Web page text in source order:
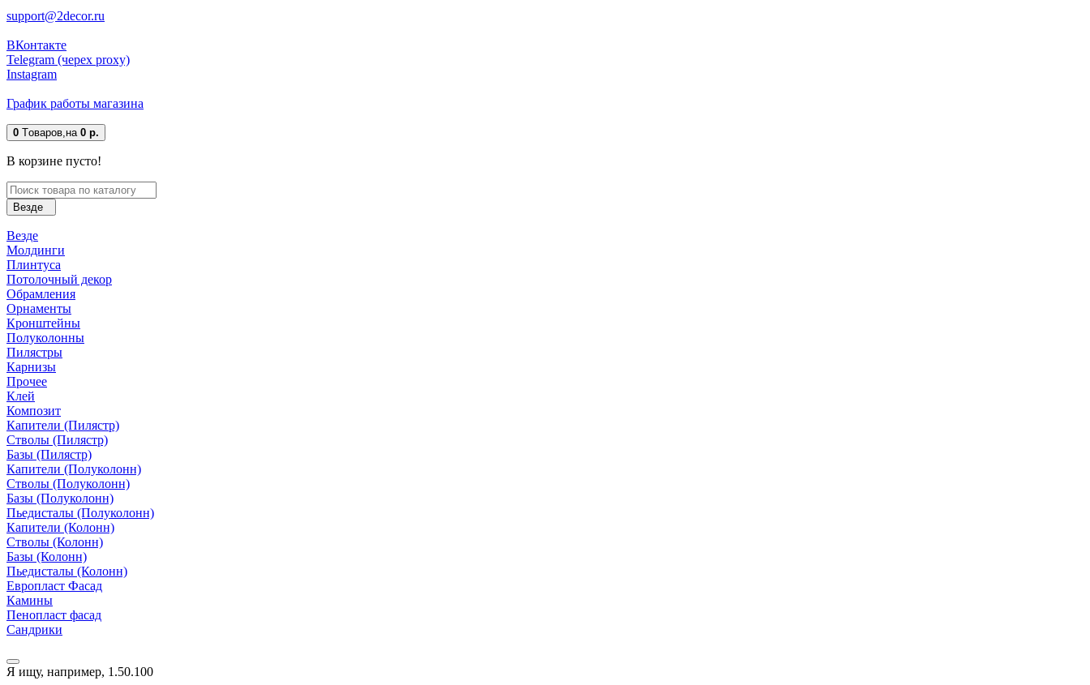
support@2decor.ru
ВКонтакте
Telegram (черех proxy)
Instagram
График работы магазина
0 Tоваров, на 0 р.
В корзине пусто!
Везде
Везде
Молдинги
Плинтуса
Потолочный декор
Обрамления
Орнаменты
Кронштейны
Полуколонны
Пилястры
Карнизы
Прочее
Клей
Композит
Капители (Пилястр)
Стволы (Пилястр)
Базы (Пилястр)
Капители (Полуколонн)
Стволы (Полуколонн)
Базы (Полуколонн)
Пьедисталы (Полуколонн)
Капители (Колонн)
Стволы (Колонн)
Базы (Колонн)
Пьедисталы (Колонн)
Европласт Фасад
Камины
Пенопласт фасад
Сандрики
Я ищу, например, 1.50.100